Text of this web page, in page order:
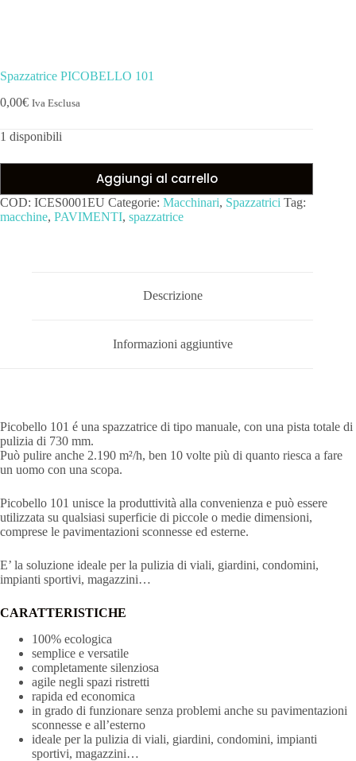
Spazzatrice PICOBELLO 101
0,00€ Iva Esclusa
1 disponibili
Aggiungi al carrello
COD: ICES0001EU Categorie: Macchinari, Spazzatrici Tag:
macchine, PAVIMENTI, spazzatrice
Descrizione
Informazioni aggiuntive
Picobello 101 é una spazzatrice di tipo manuale, con una pista totale di
pulizia di 730 mm.
Può pulire anche 2.190 m²/h, ben 10 volte più di quanto riesca a fare
un uomo con una scopa.
Picobello 101 unisce la produttività alla convenienza e può essere
utilizzata su qualsiasi superficie di piccole o medie dimensioni,
comprese le pavimentazioni sconnesse ed esterne.
E’ la soluzione ideale per la pulizia di viali, giardini, condomini,
impianti sportivi, magazzini…
CARATTERISTICHE
100% ecologica
semplice e versatile
completamente silenziosa
agile negli spazi ristretti
rapida ed economica
in grado di funzionare senza problemi anche su pavimentazioni
sconnesse e all’esterno
ideale per la pulizia di viali, giardini, condomini, impianti
sportivi, magazzini…